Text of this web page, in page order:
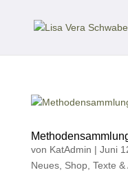
von KatAdmin | Juni
Neues, Shop, Texte